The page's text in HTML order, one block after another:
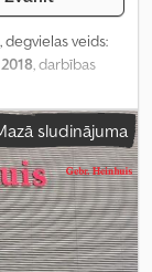
, degvielas veids:
2018, darbības
sludinājuma